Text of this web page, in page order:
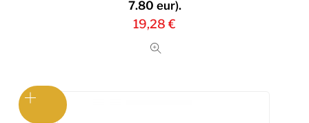
7.80 eur).
19,28 €